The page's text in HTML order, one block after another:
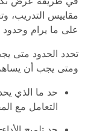
مقاييس التدريب،
على ما يرام وحدود
تحدد الحدود متى
ومتى يجب أن
حد ما الذي
التعامل مع